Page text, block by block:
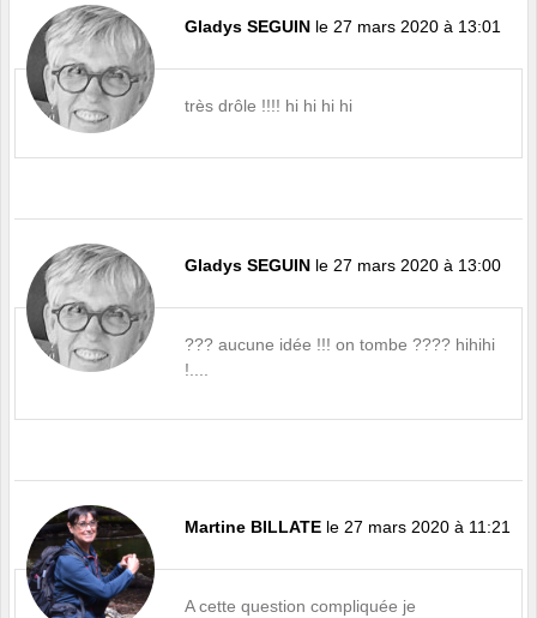
Gladys SEGUIN le 27 mars 2020 à 13:01
très drôle !!!! hi hi hi hi
Gladys SEGUIN le 27 mars 2020 à 13:00
??? aucune idée !!! on tombe ???? hihihi
!....
Martine BILLATE le 27 mars 2020 à 11:21
A cette question compliquée je